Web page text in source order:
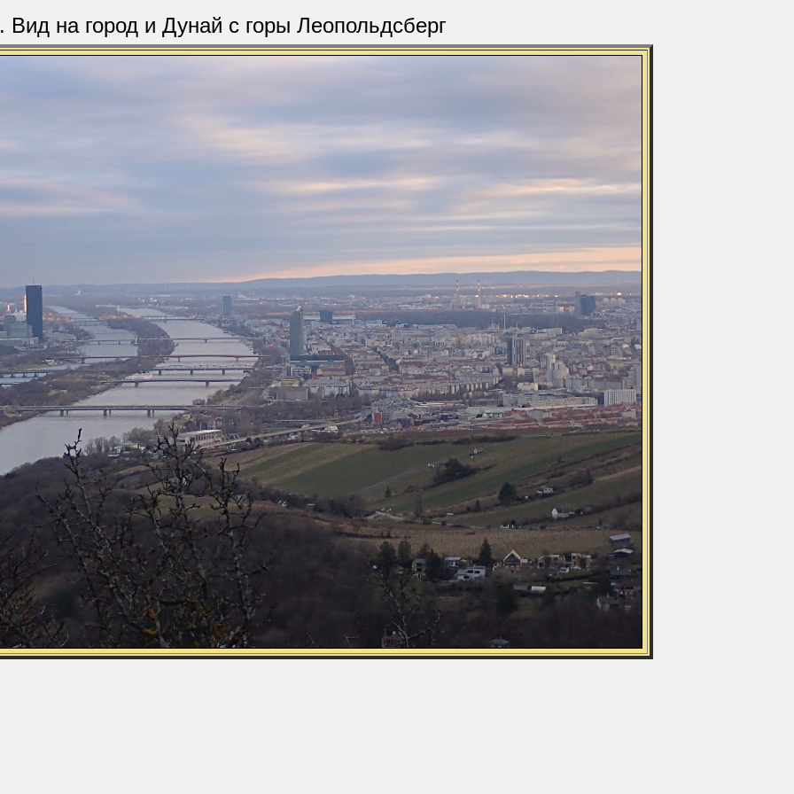
Вид на город и Дунай с горы Леопольдсберг